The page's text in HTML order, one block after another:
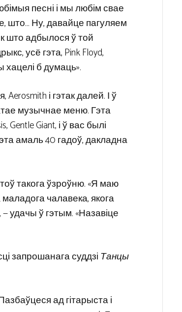
песні і мы любім свае
што… Ну, давайце пагуляем
што адбылося ў той
усё гэта, Pink Floyd,
б думаць».
і гэтак далей. І ў
музычнае меню. Гэта
Giant, і ў вас былі
амаль 40 гадоў, дакладна
такога ўзроўню. «Я маю
чалавека, якога
— удачы ў гэтым. «Назавіце
запрошанага суддзіТанцы
ад гітарыста і